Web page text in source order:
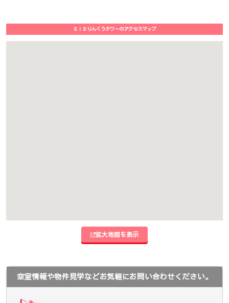
ＳｉＳりんくうタワーのアクセスマップ
拡大地図を表示
空室情報や物件見学などお気軽にお問い合わせください。